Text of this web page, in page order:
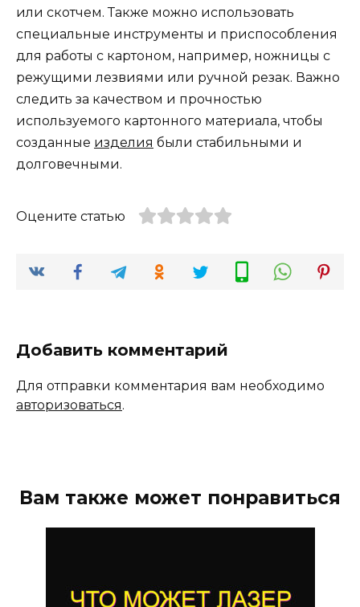
или скотчем. Также можно использовать
специальные инструменты и приспособления
для работы с картоном, например, ножницы с
режущими лезвиями или ручной резак. Важно
следить за качеством и прочностью
используемого картонного материала, чтобы
созданные изделия были стабильными и
долговечными.
Оцените статью
Добавить комментарий
Для отправки комментария вам необходимо
авторизоваться.
Вам также может понравиться